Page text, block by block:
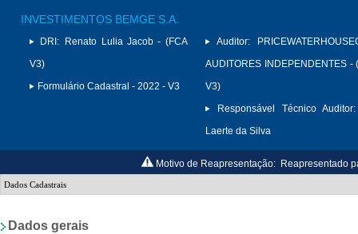
INVESTIMENTOS BEMGE S.A.
DRI:
Renato Lulia Jacob - (FCA
V3)
Formulário Cadastral - 2022 - V3
Auditor:
AUDITORES INDEPENDENTES -
V3)
Responsável Técnico Auditor:
Laerte da Silva
Motivo de Reapresentação: Reapresentado